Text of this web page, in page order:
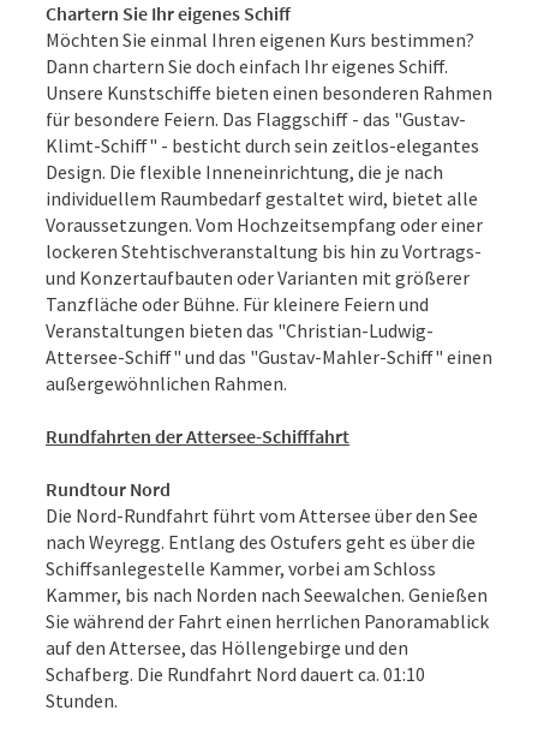
Chartern Sie Ihr eigenes Schiff
Möchten Sie einmal Ihren eigenen Kurs bestimmen?
Dann chartern Sie doch einfach Ihr eigenes Schiff.
Unsere Kunstschiffe bieten einen besonderen Rahmen
für besondere Feiern. Das Flaggschiff - das "Gustav-
Klimt-Schiff" - besticht durch sein zeitlos-elegantes
Design. Die flexible Inneneinrichtung, die je nach
individuellem Raumbedarf gestaltet wird, bietet alle
Voraussetzungen. Vom Hochzeitsempfang oder einer
lockeren Stehtischveranstaltung bis hin zu Vortrags-
und Konzertaufbauten oder Varianten mit größerer
Tanzfläche oder Bühne. Für kleinere Feiern und
Veranstaltungen bieten das "Christian-Ludwig-
Attersee-Schiff" und das "Gustav-Mahler-Schiff" einen
außergewöhnlichen Rahmen.
Rundfahrten der Attersee-Schifffahrt
Rundtour Nord
Die Nord-Rundfahrt führt vom Attersee über den See
nach Weyregg. Entlang des Ostufers geht es über die
Schiffsanlegestelle Kammer, vorbei am Schloss
Kammer, bis nach Norden nach Seewalchen. Genießen
Sie während der Fahrt einen herrlichen Panoramablick
auf den Attersee, das Höllengebirge und den
Schafberg. Die Rundfahrt Nord dauert ca. 01:10
Stunden.